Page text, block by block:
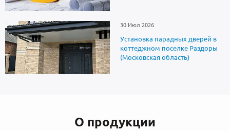
30 Июл 2026
Установка парадных дверей в
коттеджном поселке Раздоры
(Московская область)
О продукции